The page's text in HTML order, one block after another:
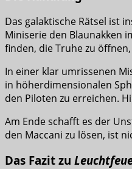
Das galaktische Rätsel ist
Miniserie den Blaunakken
finden, die Truhe zu
In einer klar umrissenen
in höherdimensionalen
den Piloten zu erreichen.
Am Ende schafft es der
den Maccani zu lösen, ist
Das Fazit zu